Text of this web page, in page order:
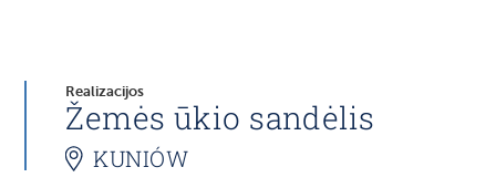
Realizacijos
Žemės ūkio sandėlis
KUNIÓW